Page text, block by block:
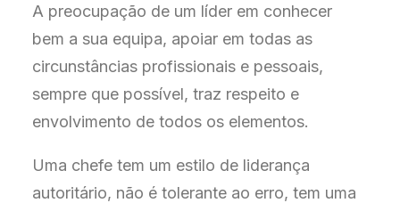
A preocupação de um líder em conhecer
bem a sua equipa, apoiar em todas as
circunstâncias profissionais e pessoais,
sempre que possível, traz respeito e
envolvimento de todos os elementos.
Uma chefe tem um estilo de liderança
autoritário, não é tolerante ao erro, tem uma